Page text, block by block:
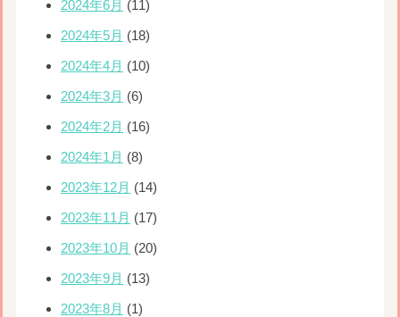
2024年6月 (11)
2024年5月 (18)
2024年4月 (10)
2024年3月 (6)
2024年2月 (16)
2024年1月 (8)
2023年12月 (14)
2023年11月 (17)
2023年10月 (20)
2023年9月 (13)
2023年8月 (1)